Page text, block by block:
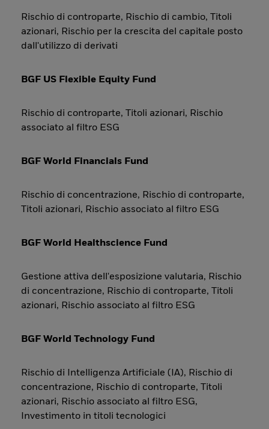
Rischio di controparte, Rischio di cambio, Titoli
azionari, Rischio per la crescita del capitale posto
dall'utilizzo di derivati
BGF US Flexible Equity Fund
Rischio di controparte, Titoli azionari, Rischio
associato al filtro ESG
BGF World Financials Fund
Rischio di concentrazione, Rischio di controparte,
Titoli azionari, Rischio associato al filtro ESG
BGF World Healthscience Fund
Gestione attiva dell'esposizione valutaria, Rischio
di concentrazione, Rischio di controparte, Titoli
azionari, Rischio associato al filtro ESG
BGF World Technology Fund
Rischio di Intelligenza Artificiale (IA), Rischio di
concentrazione, Rischio di controparte, Titoli
azionari, Rischio associato al filtro ESG,
Investimento in titoli tecnologici